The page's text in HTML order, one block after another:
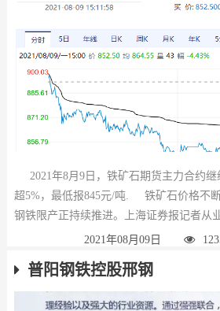
2021年8月9日，铁矿石期货主力合约继
超5%，最低报845元/吨. 铁矿石价格不
钢铁限产正持续推进。上海证券报记者从
2021年08月09日
普阳钢铁控股邢钢